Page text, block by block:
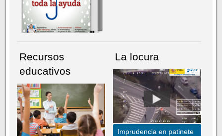
Recursos
educativos
La locura
Imprudencia en patinete